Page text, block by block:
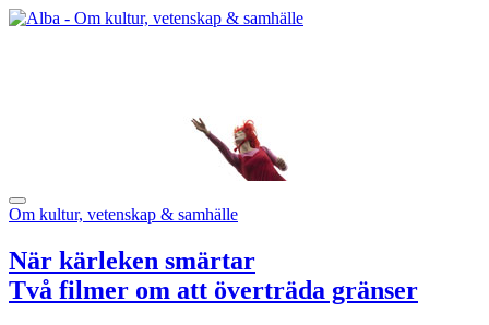
Om kultur, vetenskap & samhälle
När kärleken smärtar
Två filmer om att överträda gränser